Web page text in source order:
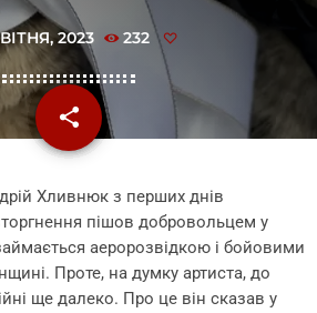
2023 232
share
email
Хливнюк з перших днів
пішов добровольцем у
аеророзвідкою і бойовими
Проте, на думку артиста, до
ще далеко. Про це він сказав у